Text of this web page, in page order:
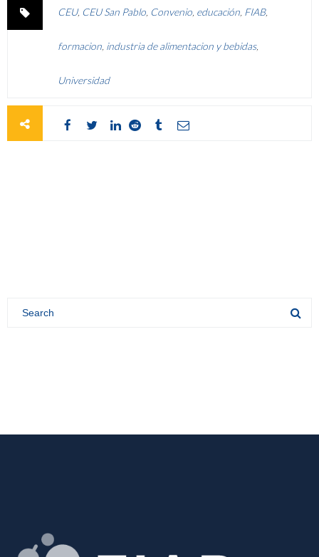
CEU, CEU San Pablo Convenio educación FIAB,
formacion industria de alimentacion y bebidas,
Universidad